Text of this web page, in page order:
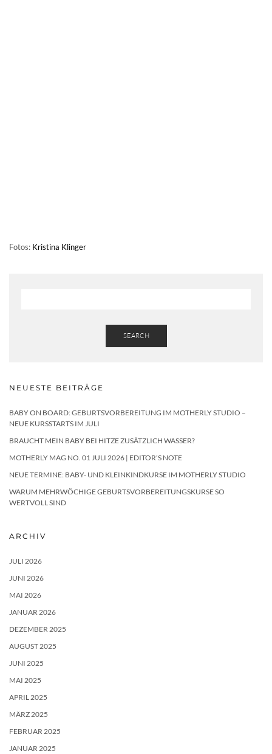
Fotos: Kristina Klinger
SEARCH
NEUESTE BEITRÄGE
BABY ON BOARD: GEBURTSVORBEREITUNG IM MOTHERLY STUDIO –
NEUE KURSSTARTS IM JULI
BRAUCHT MEIN BABY BEI HITZE ZUSÄTZLICH WASSER?
MOTHERLY MAG NO. 01 JULI 2026 | EDITOR’S NOTE
NEUE TERMINE: BABY- UND KLEINKINDKURSE IM MOTHERLY STUDIO
WARUM MEHRWÖCHIGE GEBURTSVORBEREITUNGSKURSE SO
WERTVOLL SIND
ARCHIV
JULI 2026
JUNI 2026
MAI 2026
JANUAR 2026
DEZEMBER 2025
AUGUST 2025
JUNI 2025
MAI 2025
APRIL 2025
MÄRZ 2025
FEBRUAR 2025
JANUAR 2025